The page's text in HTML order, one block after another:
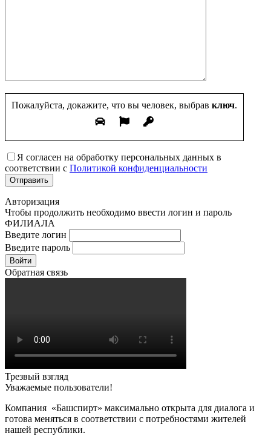
Пожалуйста, докажите, что вы человек, выбрав ключ.
Я согласен на обработку персональных данных в
соответствии с Политикой конфиденциальности
Авторизация
Чтобы продолжить необходимо ввести логин и пароль
ФИЛИАЛА
Введите логин
Введите пароль
Войти
Обратная связь
Трезвый взгляд
Уважаемые пользователи!
Компания «Башспирт» максимально открыта для диалога и
готова меняться в соответствии с потребностями жителей
нашей республики.